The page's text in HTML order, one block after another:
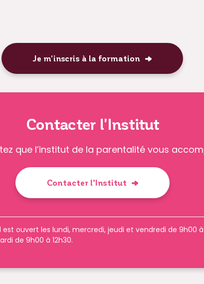
Je m'inscris à la formation
Contacter l'Institut
que l’institut de la parentalité vous
Contacter l’Institut
ouvert les lundi, mercredi, jeudi et vendredi de 9h00 à
de 9h00 à 12h30.